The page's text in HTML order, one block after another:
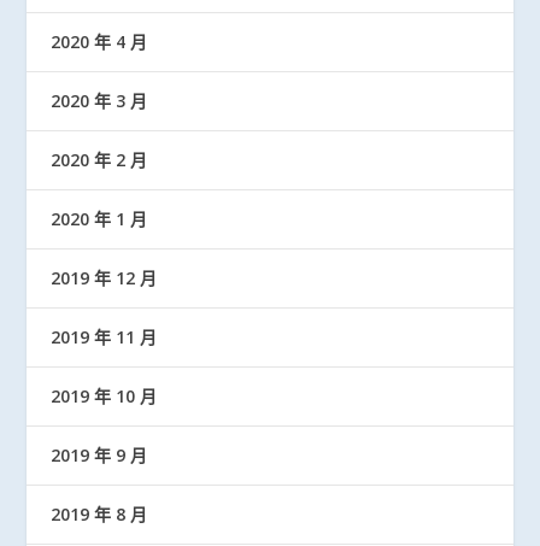
2020 年 4 月
2020 年 3 月
2020 年 2 月
2020 年 1 月
2019 年 12 月
2019 年 11 月
2019 年 10 月
2019 年 9 月
2019 年 8 月